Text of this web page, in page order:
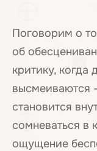
Поговорим о
об
критику,
высмеиваются
становится
сомневаться в
ощущение